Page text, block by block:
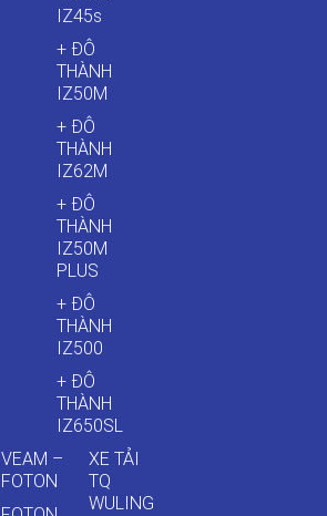
IZ45s
+ ĐÔ
THÀNH
IZ50M
+ ĐÔ
THÀNH
IZ62M
+ ĐÔ
THÀNH
IZ50M
PLUS
+ ĐÔ
THÀNH
IZ500
+ ĐÔ
THÀNH
IZ650SL
VEAM –
FOTON
XE TẢI
TQ
WULING